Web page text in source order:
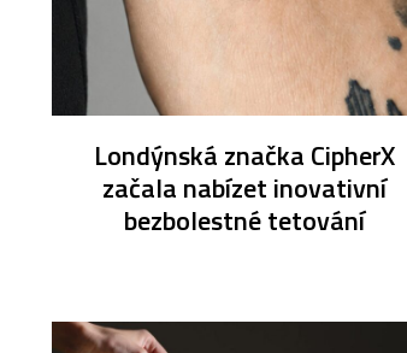
Londýnská značka CipherX
začala nabízet inovativní
bezbolestné tetování